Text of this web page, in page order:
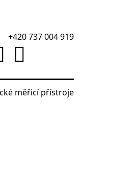
+420 737 004 919
měřicí přístroje
SM75